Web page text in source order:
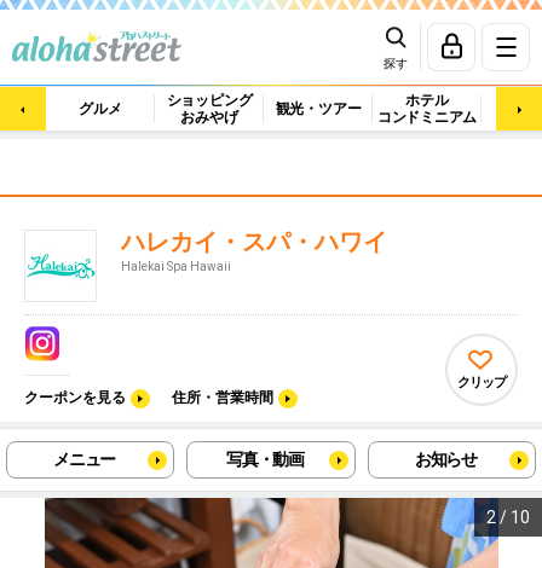
探す
グルメ
ショッピング
おみやげ
観光・ツアー
ホテル
コンドミニアム
マッ
ハレカイ・スパ・ハワイ
Halekai Spa Hawaii
クーポンを見る 住所・営業時間
クリップ
メニュー 写真・動画 お知らせ
2 / 10